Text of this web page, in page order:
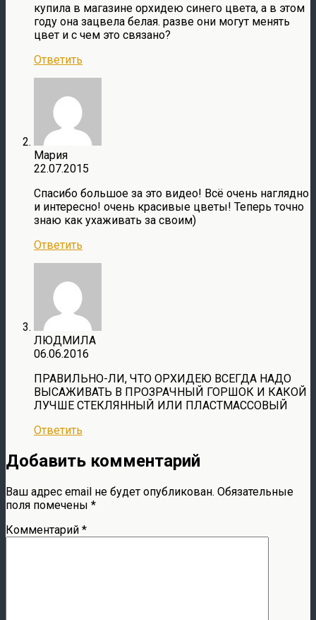
купила в магазине орхидею синего цвета, а в этом
году она зацвела белая. разве они могут менять
цвет и с чем это связано?
Ответить
Мария
22.07.2015
Спасибо большое за это видео! Всё очень наглядно
и интересно! очень красивые цветы! Теперь точно
знаю как ухаживать за своим)
Ответить
ЛЮДМИЛА
06.06.2016
ПРАВИЛЬНО-ЛИ, ЧТО ОРХИДЕЮ ВСЕГДА НАДО
ВЫСАЖИВАТЬ В ПРОЗРАЧНЫЙ ГОРШОК И КАКОЙ
ЛУЧШЕ СТЕКЛЯННЫЙ ИЛИ ПЛАСТМАССОВЫЙ
Ответить
Добавить комментарий
Ваш адрес email не будет опубликован. Обязательные
поля помечены *
Комментарий *